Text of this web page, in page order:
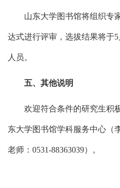
山东大学图书馆将组织专
达式进行评审，选拔结果将于
人员。
五、其他说明
欢迎符合条件的研究生积
东大学图书馆学科服务中心（
老师：0531-88363039）。